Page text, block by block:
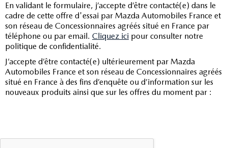
En validant le formulaire, j’accepte d’être contacté(e) dans le
cadre de cette offre d'essai par Mazda Automobiles France et
son réseau de Concessionnaires agréés situé en France par
téléphone ou par email. Cliquez ici pour consulter notre
politique de confidentialité.
J’accepte d’être contacté(e) ultérieurement par Mazda
Automobiles France et son réseau de Concessionnaires agréés
situé en France à des fins d’enquête ou d’information sur les
nouveaux produits ainsi que sur les offres du moment par :